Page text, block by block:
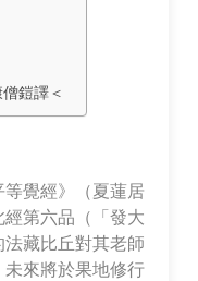
鎧譯＜
覺經》（夏蓮居
第六品（「發大
藏比丘對其老師
來將於果地修行